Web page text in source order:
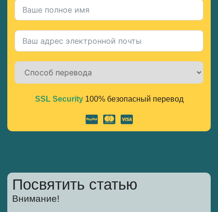
Alternative:
SSL Security100% безопасный перевод
Посвятить статью
Внимание!